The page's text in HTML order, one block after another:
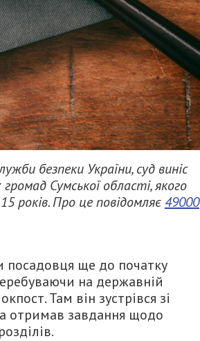
безпеки України, суд виніс
Сумської області, якого
років. Про це повідомляє49000
посадовця ще до початку
на державній
Там він зустрівся зі
отримав завдання щодо